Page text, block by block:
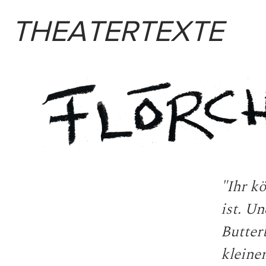
THEATERTEXTE
"Ihr
ist.